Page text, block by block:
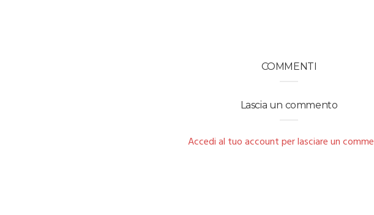
COMMENTI
Lascia un commento
Accedi al tuo account per lasciare un